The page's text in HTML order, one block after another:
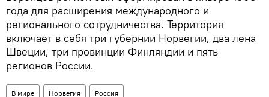
года для расширения международного и
регионального сотрудничества. Территория
включает в себя три губернии Норвегии, два лена
Швеции, три провинции Финляндии и пять
регионов России.
В мире Норвегия Россия